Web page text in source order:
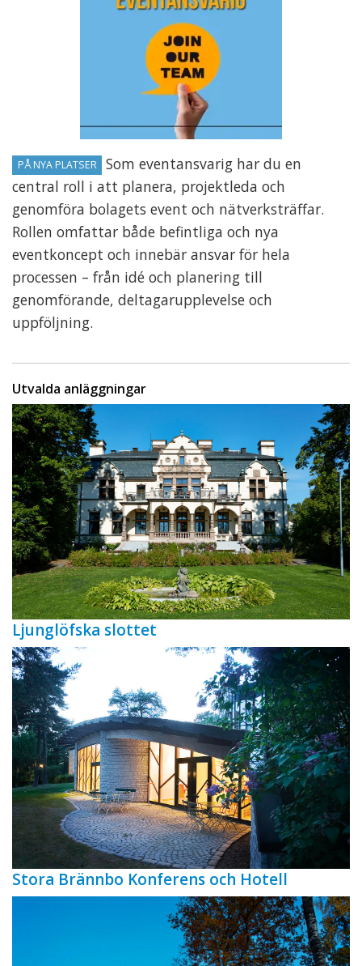
PÅ NYA PLATSER
Som eventansvarig har du en
central roll i att planera, projektleda och
genomföra bolagets event och nätverksträffar.
Rollen omfattar både befintliga och nya
eventkoncept och innebär ansvar för hela
processen – från idé och planering till
genomförande, deltagarupplevelse och
uppföljning.
Utvalda anläggningar
Ljunglöfska slottet
Stora Brännbo Konferens och Hotell